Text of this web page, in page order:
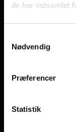
de har indsamlet
Nødvendig
Præferencer
Statistik